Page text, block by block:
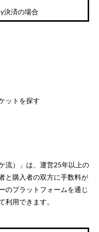
決済の場合
ットを探す
流）」は、運営25年以上の
と購入者の双方に手数料が
のプラットフォームを通じ
利用できます。